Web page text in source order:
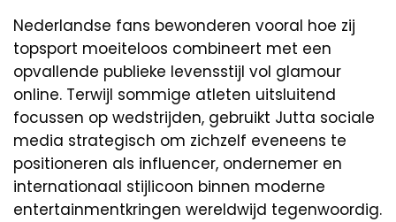
Nederlandse fans bewonderen vooral hoe zij
topsport moeiteloos combineert met een
opvallende publieke levensstijl vol glamour
online. Terwijl sommige atleten uitsluitend
focussen op wedstrijden, gebruikt Jutta sociale
media strategisch om zichzelf eveneens te
positioneren als influencer, ondernemer en
internationaal stijlicoon binnen moderne
entertainmentkringen wereldwijd tegenwoordig.